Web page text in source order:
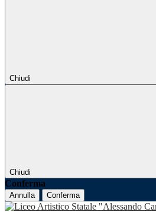
Chiudi
Chiudi
Conferma
Annulla Conferma